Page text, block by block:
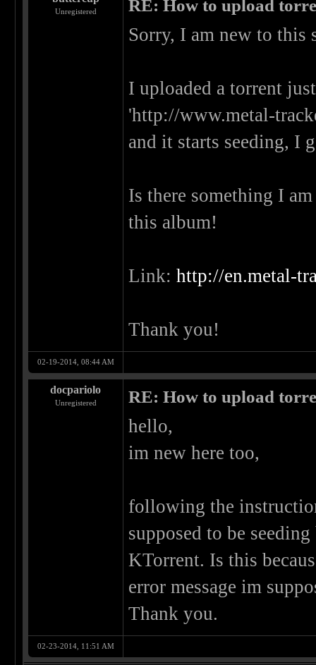
Unregistered RE: How to upload
Sorry, I am new to this
I uploaded a torrent
'http://www.metal-
and it starts seeding, I
Is there something I
this album!
Link:http://en.metal-
Thank you!
02-19-2014, 08:44 AM
docpariolo
Unregistered RE: How to upload
hello,
im new here too,
following the
supposed to be
KTorrent. Is this
error message im
Thank you.
02-23-2014, 11:51 AM